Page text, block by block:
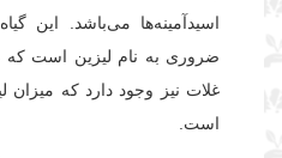
اسیدآمینه‌ها می‌باشد. این
ضروری به نام لیزین است که
غلات نیز وجود دارد که میزان
است.